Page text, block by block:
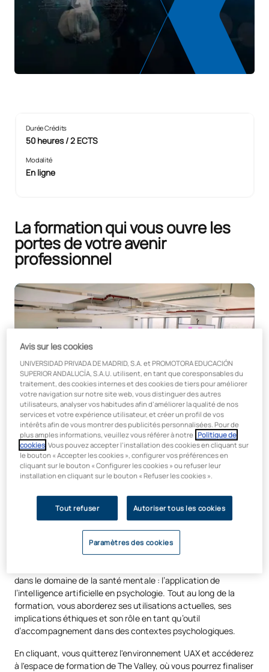
Durée Crédits
50 heures / 2 ECTS
Modalité
En ligne
La formation qui vous ouvre les
portes de votre avenir
professionnel
UAX & The Valley
Cette micro-certification s'inscrit dans l'écosystème de
formation d'UAX et de The Valley, un partenariat qui allie la
rigueur académique universitaire à une expérience en ligne
dynamique, flexible et adaptée à votre rythme.
Son format court et modulaire est conçu pour vous aider à
dans le domaine de la santé mentale : l’application de
l’intelligence artificielle en psychologie. Tout au long de la
formation, vous aborderez ses utilisations actuelles, ses
implications éthiques et son rôle en tant qu’outil
d’accompagnement dans des contextes psychologiques.
En cliquant, vous quitterez l'environnement UAX et accéderez
à l'espace de formation de The Valley, où vous pourrez finaliser
Avis sur les cookies
UNIVERSIDAD PRIVADA DE MADRID, S.A. et PROMOTORA EDUCACIÓN
SUPERIOR ANDALUCÍA, S.A.U. utilisent, en tant que coresponsables du
traitement, des cookies internes et des cookies de tiers pour améliorer
votre navigation sur notre site web, vous distinguer des autres
utilisateurs, analyser vos habitudes afin d’améliorer la qualité de nos
services et votre expérience utilisateur, et créer un profil de vos
intérêts afin de vous montrer des publicités personnalisées. Pour de
plus amples informations, veuillez vous référer à notre Politique de
cookies . Vous pouvez accepter l’installation des cookies en cliquant sur
le bouton « Accepter les cookies », configurer vos préférences en
cliquant sur le bouton « Configurer les cookies » ou refuser leur
installation en cliquant sur le bouton « Refuser les cookies ».
Tout refuser Autoriser tous les cookies
Paramètres des cookies